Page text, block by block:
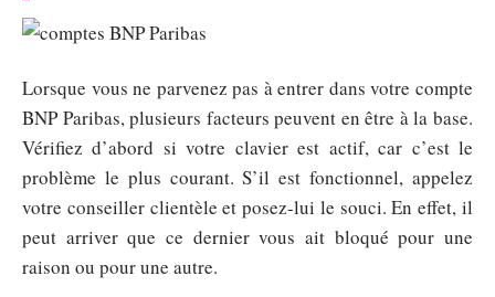
Lorsque vous ne parvenez pas à entrer dans votre compte
BNP Paribas, plusieurs facteurs peuvent en être à la base.
Vérifiez d’abord si votre clavier est actif, car c’est le
problème le plus courant. S’il est fonctionnel, appelez
votre conseiller clientèle et posez-lui le souci. En effet, il
peut arriver que ce dernier vous ait bloqué pour une
raison ou pour une autre.